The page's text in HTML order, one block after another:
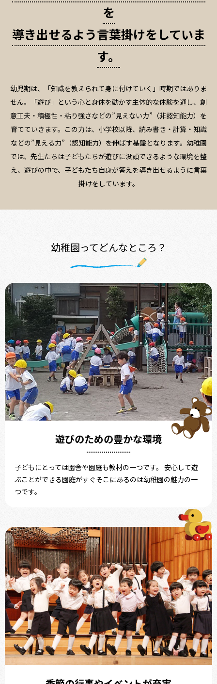
を
導き出せるよう言葉掛けをしていま
す。
幼児期は、「知識を教えられて身に付けていく」時期ではありま
せん。
「遊び」という心と身体を動かす主体的な体験を通し、創
意工夫・積極性・粘り強さなどの”見えない力”（非認知能力）を
育てていきます。この力は、小学校以降、読み書き・計算・知識
などの”見える力”（認知能力）を伸ばす基盤となります。幼稚園
では、先生たちは子どもたちが遊びに没頭できるような環境を整
え、遊びの中で、子どもたち自身が答えを導き出せるように言葉
掛けをしています。
幼稚園ってどんなところ？
遊びのための豊かな環境
子どもにとっては園舎や園庭も教材の一つです。 安心して遊
ぶことができる園庭がすぐそこにあるのは幼稚園の魅力の一
つです。